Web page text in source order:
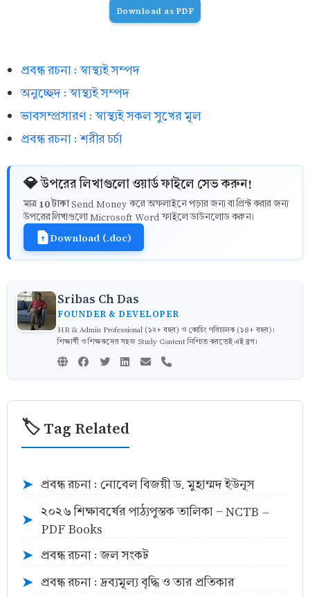
Download as PDF
প্রবন্ধ রচনা : স্বাস্থ্যই সম্পদ
অনুচ্ছেদ : স্বাস্থ্যই সম্পদ
ভাবসম্প্রসারণ : স্বাস্থ্যই সকল সুখের মূল
প্রবন্ধ রচনা : শরীর চর্চা
💎 উপরের লিখাগুলো ওয়ার্ড ফাইলে সেভ করুন!
মাত্র 10 টাকাSend Money করে অফলাইনে পড়ার জন্য বা প্রিন্ট করার জন্য
উপরের লিখাগুলো Microsoft Word ফাইলে ডাউনলোড করুন।
Download (.doc)
Sribas Ch Das
FOUNDER & DEVELOPER
HR & Admin Professional (১২+ বছর) ও কোচিং পরিচালক (১৪+ বছর)।
শিক্ষার্থী ও শিক্ষকদের সহজ Study Content নিশ্চিত করতেই এই ব্লগ।
🏷️ Tag Related
➤ প্রবন্ধ রচনা : নোবেল বিজয়ী ড. মুহাম্মদ ইউনূস
➤
২০২৬ শিক্ষাবর্ষের পাঠ্যপুস্তক তালিকা - NCTB -
PDF Books
➤ প্রবন্ধ রচনা : জল সংকট
➤ প্রবন্ধ রচনা : দ্রব্যমূল্য বৃদ্ধি ও তার প্রতিকার